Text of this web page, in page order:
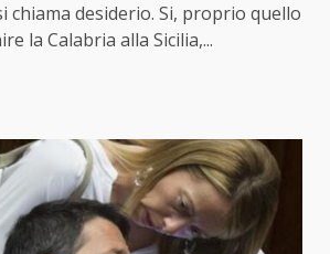
chiama desiderio. Si, proprio quello
la Calabria alla Sicilia,...